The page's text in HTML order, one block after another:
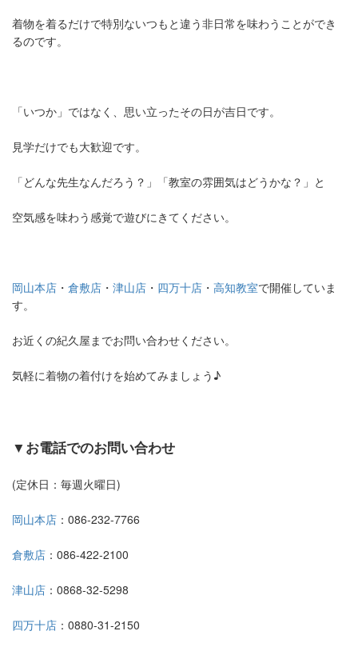
着物を着るだけで特別ないつもと違う非日常を味わうことができ
るのです。
「いつか」ではなく、思い立ったその日が吉日です。
見学だけでも大歓迎です。
「どんな先生なんだろう？」「教室の雰囲気はどうかな？」と
空気感を味わう感覚で遊びにきてください。
岡山本店 ・ 倉敷店 ・ 津山店 ・ 四万十店 ・ 高知教室で開催していま
す。
お近くの紀久屋までお問い合わせください。
気軽に着物の着付けを始めてみましょう♪
▼お電話でのお問い合わせ
(定休日：毎週火曜日)
岡山本店 ：086-232-7766
倉敷店 ：086-422-2100
津山店 ：0868-32-5298
四万十店 ：0880-31-2150